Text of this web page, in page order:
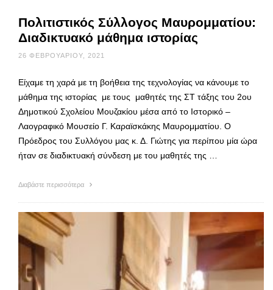
Πολιτιστικός Σύλλογος Μαυρομματίου:
Διαδικτυακό μάθημα ιστορίας
26 ΦΕΒΡΟΥΑΡΊΟΥ, 2021
Είχαμε τη χαρά με τη βοήθεια της τεχνολογίας να κάνουμε το
μάθημα της ιστορίας με τους μαθητές της ΣΤ τάξης του 2ου
Δημοτικού Σχολείου Μουζακίου μέσα από το Ιστορικό –
Λαογραφικό Μουσείο Γ. Καραϊσκάκης Μαυρομματίου. Ο
Πρόεδρος του Συλλόγου μας κ. Δ. Γιώτης για περίπου μία ώρα
ήταν σε διαδικτυακή σύνδεση με του μαθητές της …
Διαβάστε περισσότερα